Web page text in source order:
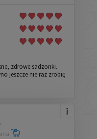
zdrowe sadzonki.
jeszcze nie raz zrobię